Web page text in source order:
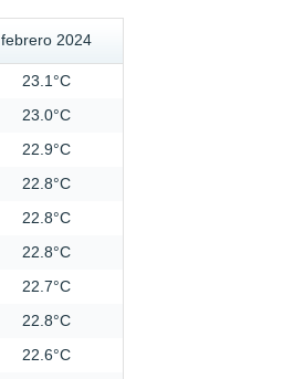
febrero 2024
23.1°C
23.0°C
22.9°C
22.8°C
22.8°C
22.8°C
22.7°C
22.8°C
22.6°C